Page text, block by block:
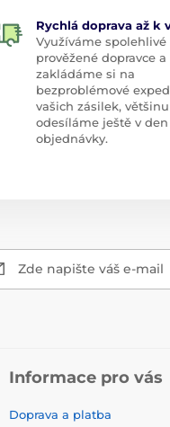
Rychlá doprava až k
Využíváme spolehlivé
prověžené dopravce a
zakládáme si na
bezproblémové
vašich zásilek,
odesíláme ještě v den
objednávky.
Zde napište váš e-mail
Informace pro vás
Doprava a platba